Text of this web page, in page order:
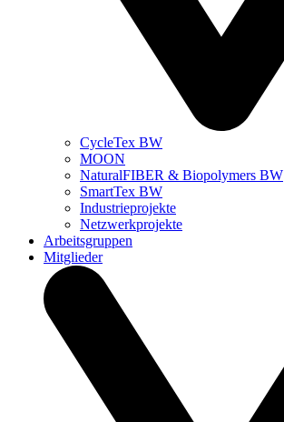
CycleTex BW
MOON
NaturalFIBER & Biopolymers BW
SmartTex BW
Industrieprojekte
Netzwerkprojekte
Arbeitsgruppen
Mitglieder